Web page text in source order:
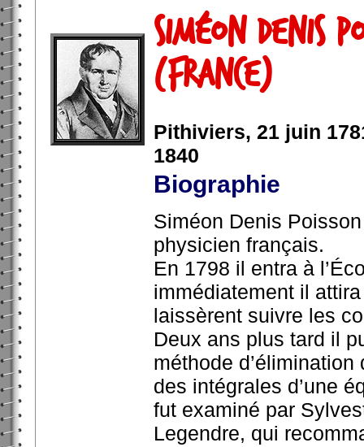
Siméon Denis
(France)
Pithiviers, 21 juin
1840
Biographie
Siméon Denis
physicien français.
En 1798 il entra à
immédiatement il
laissèrent suivre les
Deux ans plus tard il
méthode d’élimination
des intégrales d’une
fut examiné par
Legendre, qui